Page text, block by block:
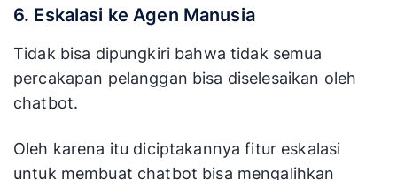
6. Eskalasi ke Agen Manusia
Tidak bisa dipungkiri bahwa tidak semua
percakapan pelanggan bisa diselesaikan oleh
chatbot.
Oleh karena itu diciptakannya fitur eskalasi
untuk membuat chatbot bisa mengalihkan